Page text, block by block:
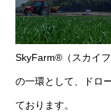
SkyFarm®（スカイ
の一環として、ドロ
ております。